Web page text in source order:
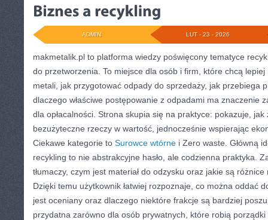
LUT - 23 - 2026
ADMIN
makmetalik.pl to platforma wiedzy poświęcony tematyce
do przetworzenia. To miejsce dla osób i firm, które chcą lepiej
metali, jak przygotować odpady do sprzedaży, jak przebiega
dlaczego właściwe postępowanie z odpadami ma znaczenie
dla opłacalności. Strona skupia się na praktyce: pokazuje,
bezużyteczne rzeczy w wartość, jednocześnie wspierając
Ciekawe kategorie to Surowce wtórne i Zero waste. Główną
recykling to nie abstrakcyjne hasło, ale codzienna praktyka.
tłumaczy, czym jest materiał do odzysku oraz jakie są
Dzięki temu użytkownik łatwiej rozpoznaje, co można oddać
jest oceniany oraz dlaczego niektóre frakcje są bardziej
przydatna zarówno dla osób prywatnych, które robią